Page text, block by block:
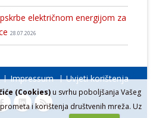
(Cookies)u svrhu poboljšanja Vašeg
i korištenja društvenih mreža. Uz
električnom energijom za
28.07.2026
Impressum Uvjeti korištenja